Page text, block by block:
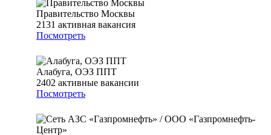
Правительство Москвы
2131 активная вакансия
Посмотреть
Алабуга, ОЭЗ ППТ
2402 активные вакансии
Посмотреть